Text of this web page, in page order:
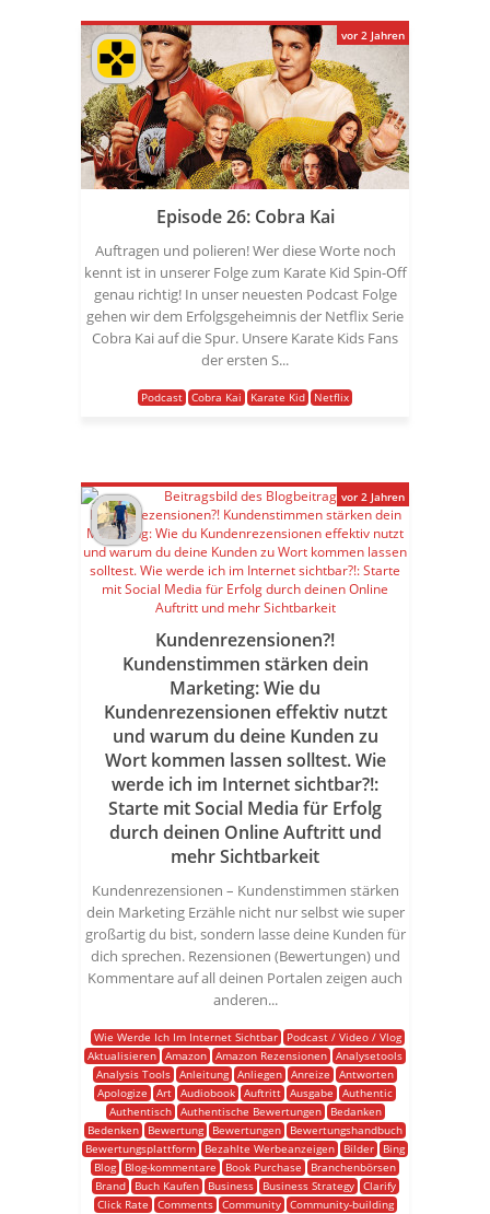
Episode 26: Cobra Kai
Auftragen und polieren! Wer diese Worte noch
kennt ist in unserer Folge zum Karate Kid Spin-Off
genau richtig! In unser neuesten Podcast Folge
gehen wir dem Erfolgsgeheimnis der Netflix Serie
Cobra Kai auf die Spur. Unsere Karate Kids Fans
der ersten S...
Podcast Cobra Kai Karate Kid Netflix
vor 2 Jahren
Kundenrezensionen?!
Kundenstimmen stärken dein
Marketing: Wie du
Kundenrezensionen effektiv nutzt
und warum du deine Kunden zu
Wort kommen lassen solltest. Wie
werde ich im Internet sichtbar?!:
Starte mit Social Media für Erfolg
durch deinen Online Auftritt und
mehr Sichtbarkeit
Kundenrezensionen – Kundenstimmen stärken
dein Marketing Erzähle nicht nur selbst wie super
großartig du bist, sondern lasse deine Kunden für
dich sprechen. Rezensionen (Bewertungen) und
Kommentare auf all deinen Portalen zeigen auch
anderen...
Wie Werde Ich Im Internet Sichtbar
Podcast / Video / Vlog
Aktualisieren Amazon Amazon Rezensionen Analysetools
Analysis Tools Anleitung Anliegen Anreize
Antworten
Apologize
Art Audiobook Auftritt Ausgabe
Authentic
Authentisch
Authentische Bewertungen
Bedanken
Bedenken
Bewertung Bewertungen
Bewertungshandbuch
Bewertungsplattform
Bezahlte Werbeanzeigen Bilder
Bing
Blog
Blog-kommentare Book Purchase
Branchenbörsen
Brand
Buch Kaufen Business Business Strategy
Clarify
Click Rate
Comments Community
Community-building
vor 2 Jahren